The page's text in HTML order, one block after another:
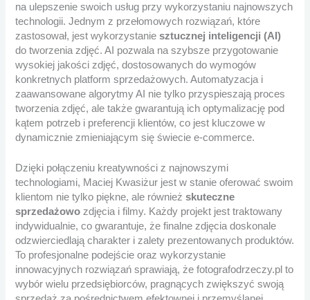
na ulepszenie swoich usług przy wykorzystaniu najnowszych
technologii. Jednym z przełomowych rozwiązań, które
zastosował, jest wykorzystaniesztucznej inteligencji (AI)
do tworzenia zdjęć. AI pozwala na szybsze przygotowanie
wysokiej jakości zdjęć, dostosowanych do wymogów
konkretnych platform sprzedażowych. Automatyzacja i
zaawansowane algorytmy AI nie tylko przyspieszają proces
tworzenia zdjęć, ale także gwarantują ich optymalizację pod
kątem potrzeb i preferencji klientów, co jest kluczowe w
dynamicznie zmieniającym się świecie e-commerce.
Dzięki połączeniu kreatywności z najnowszymi
technologiami, Maciej Kwasiżur jest w stanie oferować swoim
klientom nie tylko piękne, ale równieżskuteczne
sprzedażowo zdjęcia i filmy. Każdy projekt jest traktowany
indywidualnie, co gwarantuje, że finalne zdjęcia doskonale
odzwierciedlają charakter i zalety prezentowanych produktów.
To profesjonalne podejście oraz wykorzystanie
innowacyjnych rozwiązań sprawiają, że fotografodrzeczy.pl to
wybór wielu przedsiębiorców, pragnących zwiększyć swoją